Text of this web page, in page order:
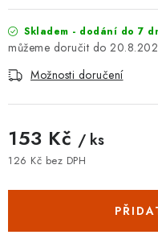
Skladem - dodání do 7
Možnosti doručení
153 Kč / ks
126 Kč bez DPH